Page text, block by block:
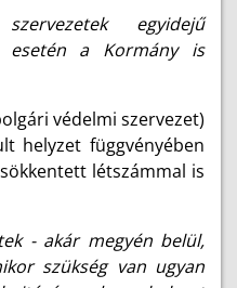
egyidejű
esetén a Kormány is
védelmi szervezet)
helyzet függvényében
létszámmal is
- akár megyén belül,
szükség van ugyan